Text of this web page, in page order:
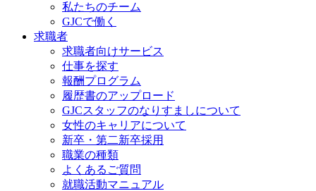
私たちのチーム
GJCで働く
求職者
求職者向けサービス
仕事を探す
報酬プログラム
履歴書のアップロード
GJCスタッフのなりすましについて
女性のキャリアについて
新卒・第二新卒採用
職業の種類
よくあるご質問
就職活動マニュアル